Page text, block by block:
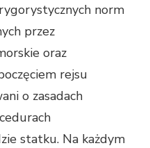
norm
przez
oraz
rejsu
o zasadach
statku. Na każdym